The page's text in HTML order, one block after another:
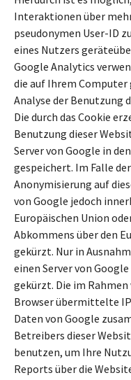
Interaktionen über
pseudonymen User-ID
eines Nutzers
Google Analytics
die auf Ihrem Computer
Analyse der Benutzung
Die durch das Cookie
Benutzung dieser
Server von Google in
gespeichert. Im Falle
Anonymisierung auf
von Google jedoch
Europäischen Union
Abkommens über den
gekürzt. Nur in
einen Server von
gekürzt. Die im
Browser übermittelte
Daten von Google
Betreibers dieser
benutzen, um Ihre
Reports über die